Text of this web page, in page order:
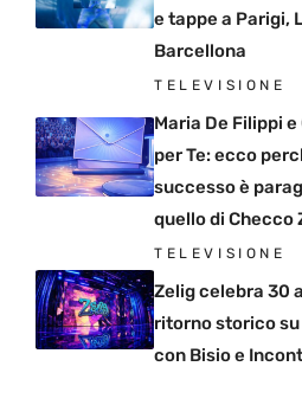
e tappe a Parigi,
Barcellona
TELEVISIONE
Maria De Filippi e
per Te: ecco
successo è
quello di Checco
TELEVISIONE
Zelig celebra 30
ritorno storico su
con Bisio e